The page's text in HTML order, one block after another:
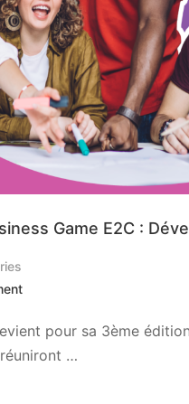
Game E2C :
pour sa 3ème
…